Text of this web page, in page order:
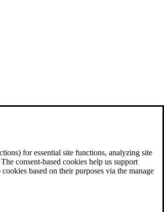
for essential site functions, analyzing site
consent-based cookies help us support
based on their purposes via the manage